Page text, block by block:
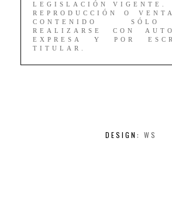
LEGISLACIÓN VIGENTE.
REPRODUCCIÓN O
CONTENIDO SÓLO
REALIZARSE CON
EXPRESA Y POR
TITULAR.
DESIGN: WS